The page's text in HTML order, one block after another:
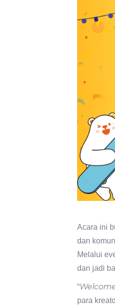
Acara ini
dan
Melalui
dan jadi
“
para